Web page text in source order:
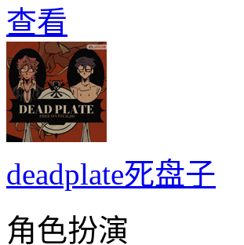
查看
deadplate死盘子
角色扮演